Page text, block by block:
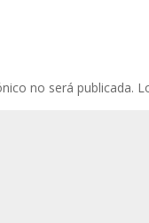
no será publicada.